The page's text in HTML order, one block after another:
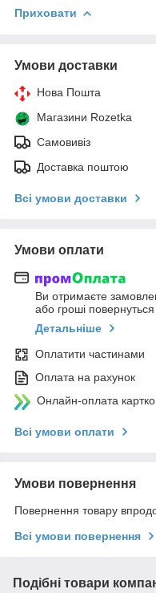
Приховати
Умови доставки
Нова Пошта
Магазини Rozetka
Самовивіз
Доставка поштою
Всі умови доставки
Умови оплати
Ви отримаєте
або гроші
Детальніше
Оплатити частинами
Оплата на рахунок
Онлайн-оплата
Всі умови оплати
Умови повернення
Повернення товару
Всі умови повернення
Подібні товари